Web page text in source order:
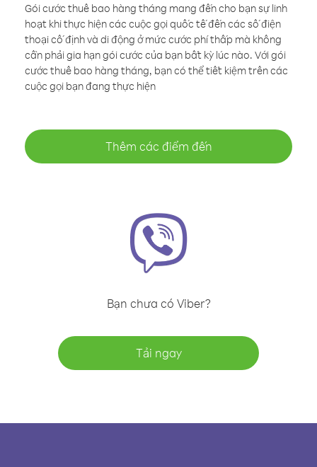
Gói cước thuê bao hàng tháng mang đến cho bạn sự linh
hoạt khi thực hiện các cuộc gọi quốc tế đến các số điện
thoại cố định và di động ở mức cước phí thấp mà không
cần phải gia hạn gói cước của bạn bất kỳ lúc nào. Với gói
cước thuê bao hàng tháng, bạn có thể tiết kiệm trên các
cuộc gọi bạn đang thực hiện
Thêm các điểm đến
Bạn chưa có Viber?
Tải ngay